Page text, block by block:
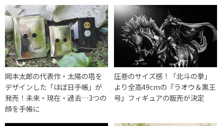
岡本太郎の代表作・太陽の塔を
デザインした「ほぼ日手帳」が
発売！未来・現在・過去…3つの
顔を手帳に
圧巻のサイズ感！「北斗の拳」
より全高49cmの『ラオウ＆黒王
号』フィギュアの販売が決定